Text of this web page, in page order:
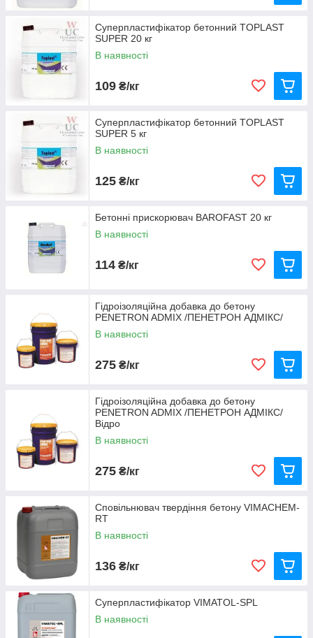
Суміш для водонепроникності монолітних бетонних і
залізобетонних конструкцій на стадії бетонування, а
також водонепроникності виробів на стадії виробництва.
Sika, Schomburg, Neotex, «Моноліт»,
«Пенетрон», Sanpol, VANDEX і інших
брендів. Всі добавки відповідають
Суперпластифікатор бетонний TOPLAST
SUPER 20 кг
В наявності
109 ₴/кг
Суперпластифікатор бетонний TOPLAST
SUPER 5 кг
В наявності
125 ₴/кг
Бетонні прискорювач BAROFAST 20 кг
В наявності
114 ₴/кг
Гідроізоляційна добавка до бетону
PENETRON ADMIX /ПЕНЕТРОН АДМІКС/
В наявності
275 ₴/кг
Гідроізоляційна добавка до бетону
PENETRON ADMIX /ПЕНЕТРОН АДМІКС/
Відро
В наявності
275 ₴/кг
Cповільнювач твердіння бетону VIMACHEM-
RT
В наявності
136 ₴/кг
Суперпластифікатор VIMATOL-SPL
В наявності